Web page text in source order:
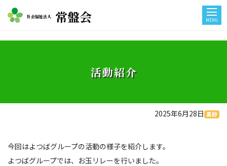
社会福祉法人 常盤会 MENU
活動紹介
2025年6月28日 高砂
今回はよつばグループの活動の様子を紹介します。
よつばグループでは、お玉リレーを行いました。